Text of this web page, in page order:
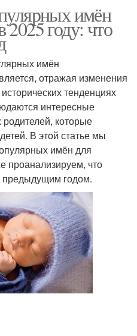
имён
году: что
имён
отражая изменения
тенденциях
интересные
которые
В этой статье мы
имён для
проанализируем, что
предыдущим годом.